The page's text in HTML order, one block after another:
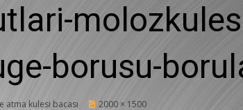
borusu-
atma kulesi bacası 2000 × 1500